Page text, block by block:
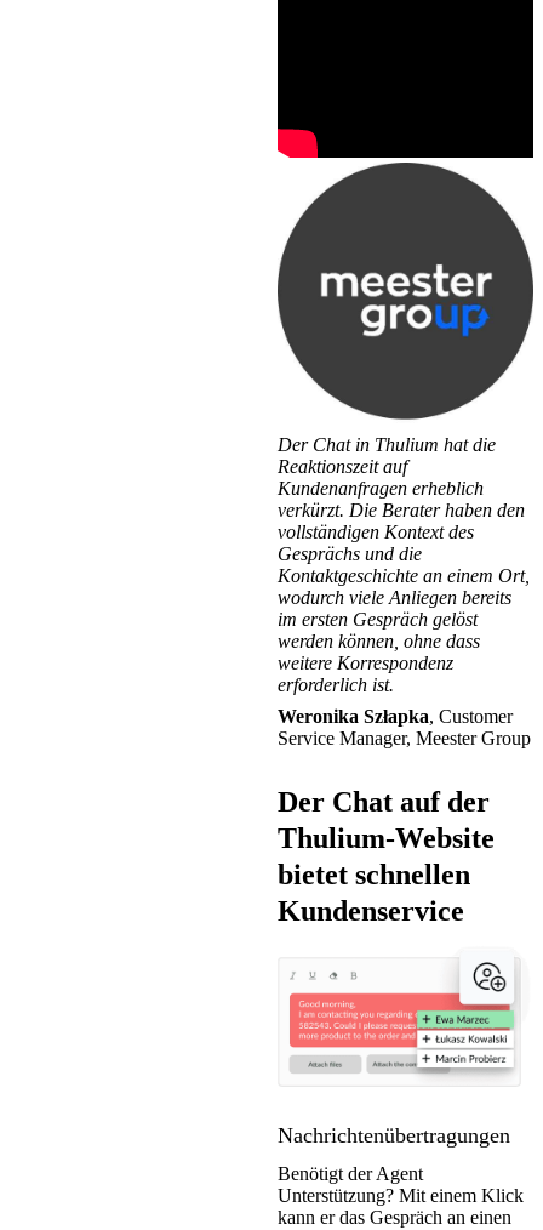
Der Chat in Thulium hat die
Reaktionszeit auf
Kundenanfragen erheblich
verkürzt. Die Berater haben den
vollständigen Kontext des
Gesprächs und die
Kontaktgeschichte an einem Ort,
wodurch viele Anliegen bereits
im ersten Gespräch gelöst
werden können, ohne dass
weitere Korrespondenz
erforderlich ist.
Weronika Szłapka, Customer
Service Manager, Meester Group
Der Chat auf der
Thulium-Website
bietet schnellen
Kundenservice
Nachrichtenübertragungen
Benötigt der Agent
Unterstützung? Mit einem Klick
kann er das Gespräch an einen